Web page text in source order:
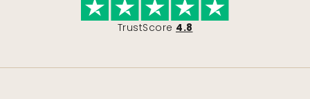
TrustScore 4.8